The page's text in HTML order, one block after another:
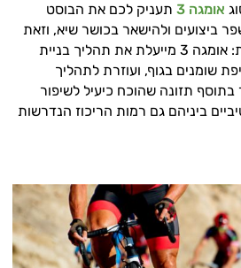
אומגה 3
תעניק לכם את הבוסט
ביצועים ולהישאר בכושר שיא, וזאת
בגלל שלוש סיבות מרכזיות: אומגה 3 מייעלת את תהליך בניית
שומנים בגוף, ועוזרת לתהליך
תזונה שהוכח כיעיל לשיפור
ביניהם גם רמות הריכוז הנדרשות